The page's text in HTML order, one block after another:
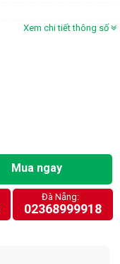
Xem chi tiết thông số
Mua ngay
Đà Nẵng:
02368999918